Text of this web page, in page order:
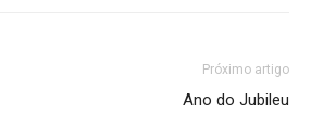
Próximo artigo
Ano do Jubileu